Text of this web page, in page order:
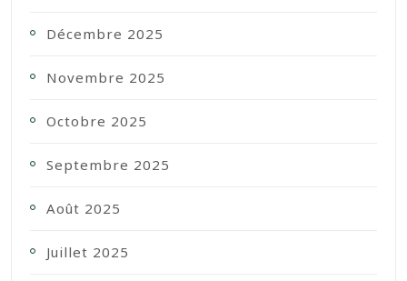
Décembre 2025
Novembre 2025
Octobre 2025
Septembre 2025
Août 2025
Juillet 2025